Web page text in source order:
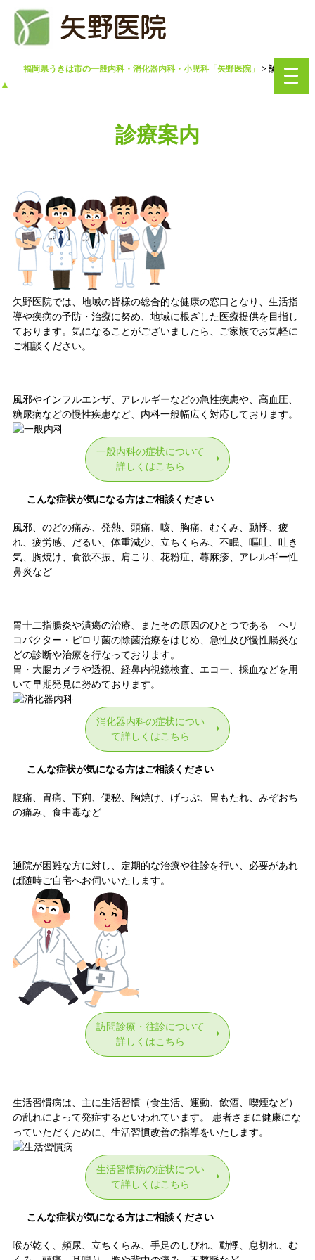
toggle
福岡県うきは市の一般内科・消化器内科・小児科「矢野医院」 >診療案内
▲
診療案内
矢野医院では、地域の皆様の総合的な健康の窓口となり、生活指
導や疾病の予防・治療に努め、地域に根ざした医療提供を目指し
ております。気になることがございましたら、ご家族でお気軽に
ご相談ください。
風邪やインフルエンザ、アレルギーなどの急性疾患や、高血圧、
糖尿病などの慢性疾患など、内科一般幅広く対応しております。
一般内科の症状について
詳しくはこちら
こんな症状が気になる方はご相談ください
風邪、のどの痛み、発熱、頭痛、咳、胸痛、むくみ、動悸、疲
れ、疲労感、だるい、体重減少、立ちくらみ、不眠、嘔吐、吐き
気、胸焼け、食欲不振、肩こり、花粉症、蕁麻疹、アレルギー性
鼻炎など
胃十二指腸炎や潰瘍の治療、またその原因のひとつである ヘリ
コバクター・ピロリ菌の除菌治療をはじめ、急性及び慢性腸炎な
どの診断や治療を行なっております。
胃・大腸カメラや透視、経鼻内視鏡検査、エコー、採血などを用
いて早期発見に努めております。
消化器内科の症状につい
て詳しくはこちら
こんな症状が気になる方はご相談ください
腹痛、胃痛、下痢、便秘、胸焼け、げっぷ、胃もたれ、みぞおち
の痛み、食中毒など
通院が困難な方に対し、定期的な治療や往診を行い、必要があれ
ば随時ご自宅へお伺いいたします。
訪問診療・往診について
詳しくはこちら
生活習慣病は、主に生活習慣（食生活、運動、飲酒、喫煙など）
の乱れによって発症するといわれています。 患者さまに健康にな
っていただくために、生活習慣改善の指導をいたします。
生活習慣病の症状につい
て詳しくはこちら
こんな症状が気になる方はご相談ください
喉が乾く、頻尿、立ちくらみ、手足のしびれ、動悸、息切れ、む